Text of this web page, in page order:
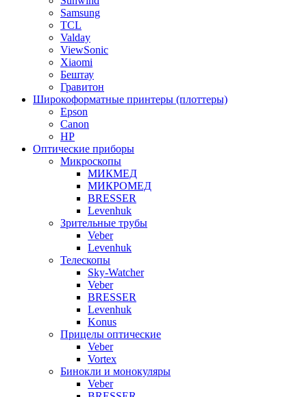
Samsung
TCL
Valday
ViewSonic
Xiaomi
Бештау
Гравитон
Широкоформатные принтеры (плоттеры)
Epson
Canon
HP
Оптические приборы
Микроскопы
МИКМЕД
МИКРОМЕД
BRESSER
Levenhuk
Зрительные трубы
Veber
Levenhuk
Телескопы
Sky-Watcher
Veber
BRESSER
Levenhuk
Konus
Прицелы оптические
Veber
Vortex
Бинокли и монокуляры
Veber